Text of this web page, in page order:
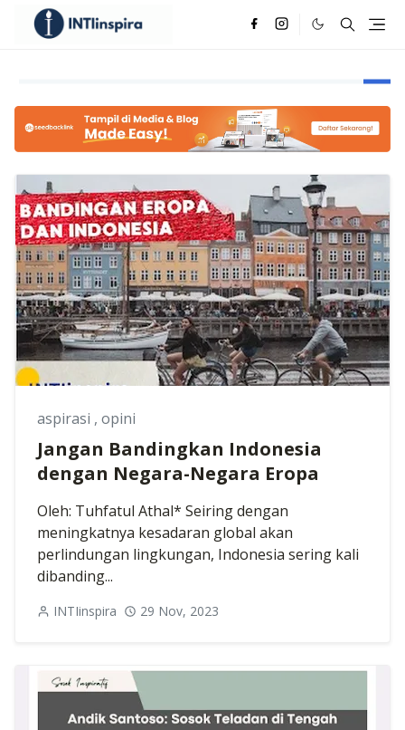
aspirasi , opini
Jangan Bandingkan Indonesia
dengan Negara-Negara Eropa
Oleh: Tuhfatul Athal* Seiring dengan
meningkatnya kesadaran global akan
perlindungan lingkungan, Indonesia sering kali
dibanding...
INTIinspira 29 Nov, 2023